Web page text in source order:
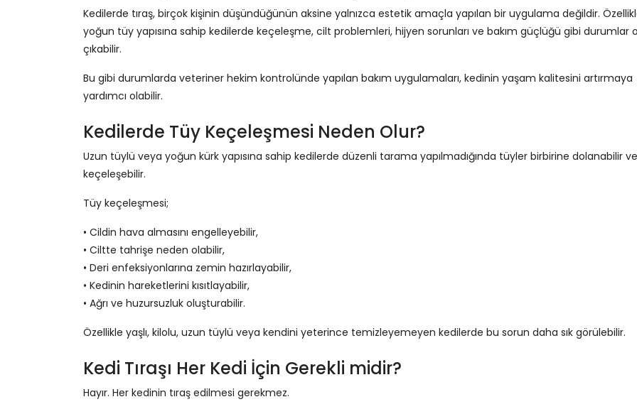
Kedilerde tıraş, birçok kişinin düşündüğünün aksine yalnızca estetik amaçla yapılan bir uygulama değildir.
yoğun tüy yapısına sahip kedilerde keçeleşme, cilt problemleri, hijyen sorunları ve bakım güçlüğü gibi durumlar
çıkabilir.
Bu gibi durumlarda veteriner hekim kontrolünde yapılan bakım uygulamaları, kedinin yaşam kalitesini artırmaya
yardımcı olabilir.
Kedilerde Tüy Keçeleşmesi Neden Olur?
Uzun tüylü veya yoğun kürk yapısına sahip kedilerde düzenli tarama yapılmadığında tüyler birbirine dolanabilir ve
keçeleşebilir.
Tüy keçeleşmesi;
• Cildin hava almasını engelleyebilir,
• Ciltte tahrişe neden olabilir,
• Deri enfeksiyonlarına zemin hazırlayabilir,
• Kedinin hareketlerini kısıtlayabilir,
• Ağrı ve huzursuzluk oluşturabilir.
Özellikle yaşlı, kilolu, uzun tüylü veya kendini yeterince temizleyemeyen kedilerde bu sorun daha sık görülebilir.
Kedi Tıraşı Her Kedi İçin Gerekli midir?
Hayır. Her kedinin tıraş edilmesi gerekmez.